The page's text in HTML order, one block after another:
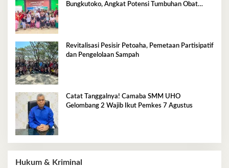
Bungkutoko, Angkat Potensi Tumbuhan Obat
Revitalisasi Pesisir Petoaha, Pemetaan Partisipatif
dan Pengelolaan Sampah
Catat Tanggalnya! Camaba SMM UHO
Gelombang 2 Wajib Ikut Pemkes 7 Agustus
Hukum & Kriminal